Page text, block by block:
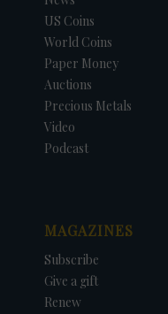
US Coins
World Coins
Paper Money
Auctions
Precious Metals
Video
Podcast
MAGAZINES
Subscribe
Give a gift
Renew